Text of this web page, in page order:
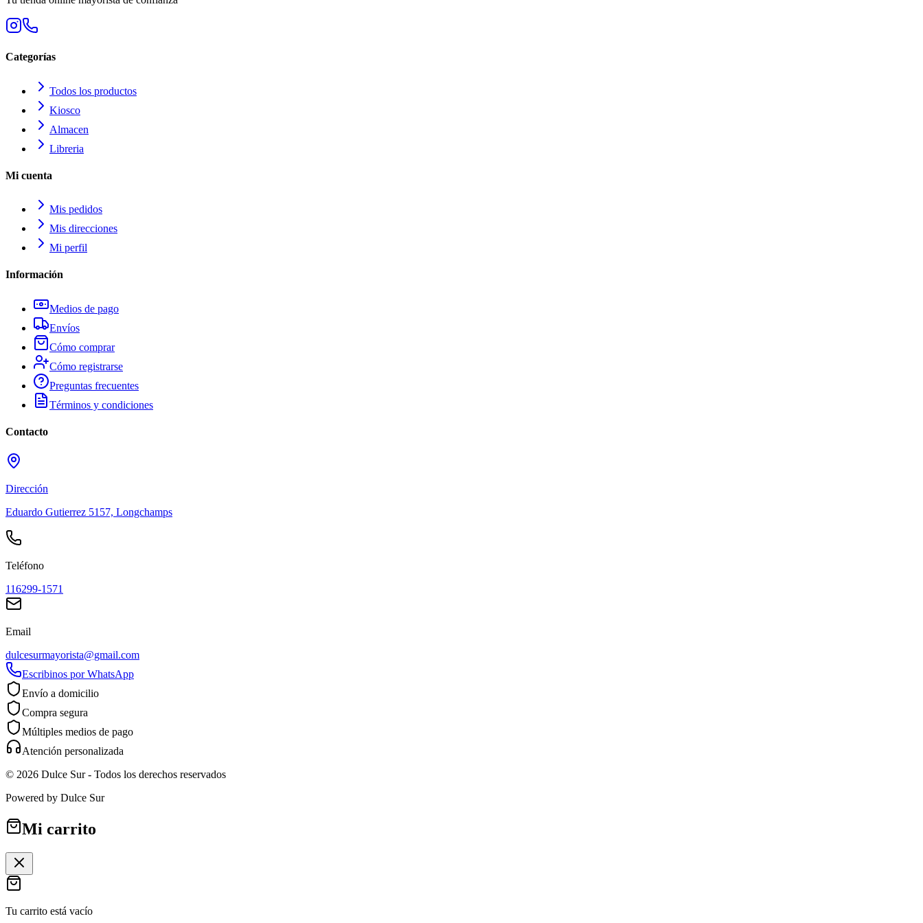
Categorías
Todos los productos
Kiosco
Almacen
Libreria
Mi cuenta
Mis pedidos
Mis direcciones
Mi perfil
Información
Medios de pago
Envíos
Cómo comprar
Cómo registrarse
Preguntas frecuentes
Términos y condiciones
Contacto
Dirección
Eduardo Gutierrez 5157, Longchamps
Teléfono
116299-1571
Email
dulcesurmayorista@gmail.com
Escribinos por WhatsApp
Envío a domicilio
Compra segura
Múltiples medios de pago
Atención personalizada
© 2026 Dulce Sur- Todos los derechos reservados
Powered by Dulce Sur
Mi carrito
Tu carrito está vacío